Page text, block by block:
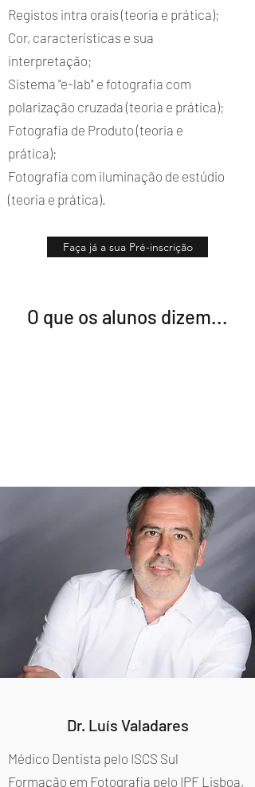
Registos intra orais (teoria e prática);
Cor, características e sua
interpretação;
Sistema "e-lab" e fotografia com
polarização cruzada (teoria e prática);
Fotografia de Produto (teoria e
prática);
Fotografia com iluminação de estúdio
(teoria e prática).
Faça já a sua Pré-inscrição
O que os alunos dizem...
Dr. Luís Valadares
Médico Dentista pelo ISCS Sul
Formação em Fotografia pelo IPF Lisboa,